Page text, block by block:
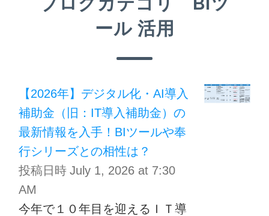
ール 活用
【2026年】デジタル化・AI導入
補助金（旧：IT導入補助金）の
最新情報を入手！BIツールや奉
行シリーズとの相性は？
投稿日時 July 1, 2026 at 7:30
AM
今年で１０年目を迎えるＩＴ導